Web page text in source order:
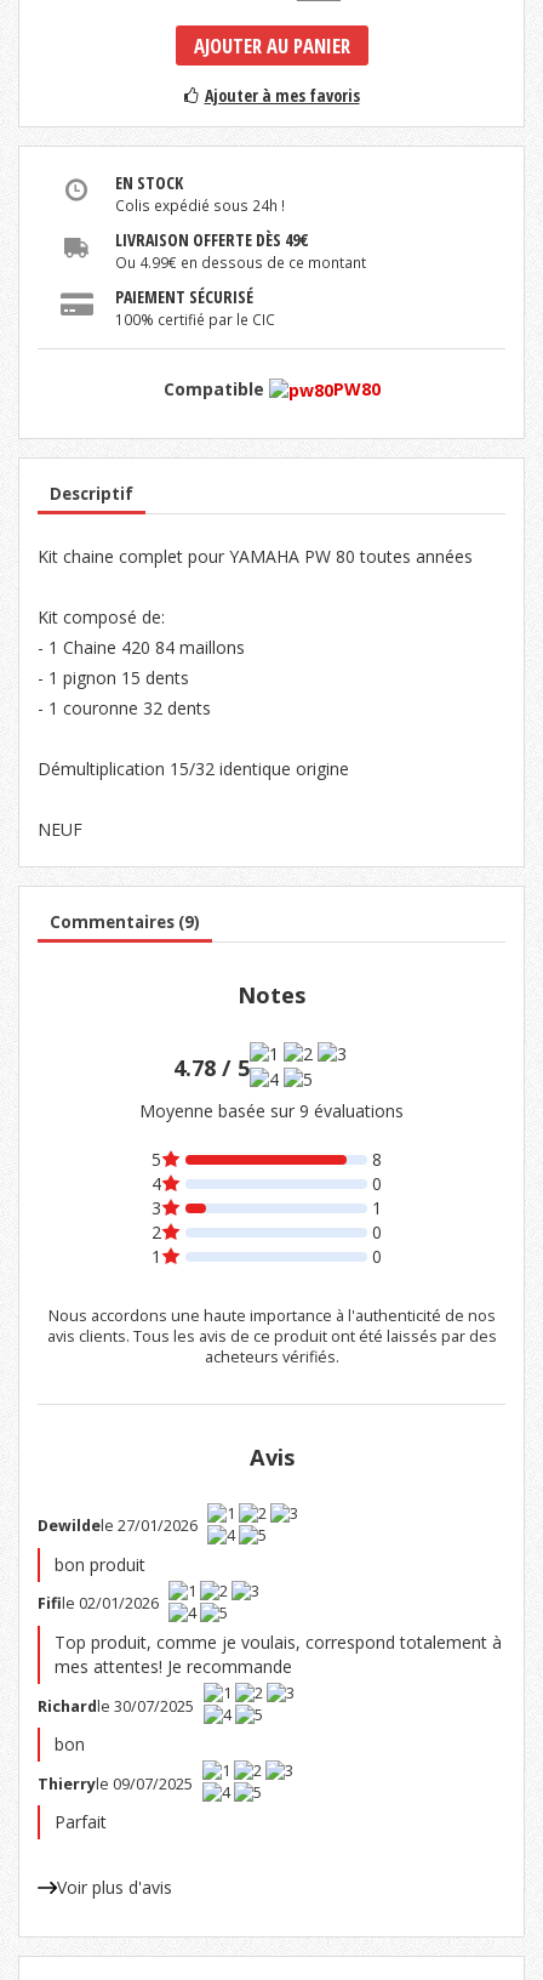
AJOUTER AU PANIER
Ajouter à mes favoris
EN STOCK
Colis expédié sous 24h !
LIVRAISON OFFERTE DÈS 49€
Ou 4.99€ en dessous de ce montant
PAIEMENT SÉCURISÉ
100% certifié par le CIC
Compatible PW80
Descriptif
Kit chaine complet pour YAMAHA PW 80 toutes années
Kit composé de:
- 1 Chaine 420 84 maillons
- 1 pignon 15 dents
- 1 couronne 32 dents
Démultiplication 15/32 identique origine
NEUF
Commentaires (9)
Notes
4.78 / 5
Moyenne basée sur 9 évaluations
5
8
4
0
3
1
2
0
1
0
Nous accordons une haute importance à l'authenticité de nos
avis clients. Tous les avis de ce produit ont été laissés par des
acheteurs vérifiés.
Avis
Dewildele 27/01/2026
bon produit
Fifile 02/01/2026
Top produit, comme je voulais, correspond totalement à
mes attentes! Je recommande
Richardle 30/07/2025
bon
Thierryle 09/07/2025
Parfait
Voir plus d'avis